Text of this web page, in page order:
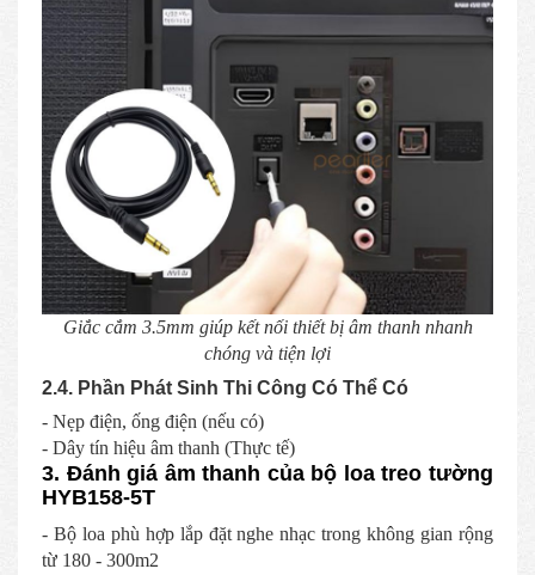
Giắc cắm 3.5mm giúp kết nối thiết bị âm thanh nhanh
chóng và tiện lợi
2.4. Phần Phát Sinh Thi Công Có Thể Có
- Nẹp điện, ống điện (nếu có)
- Dây tín hiệu âm thanh (Thực tế)
3. Đánh giá âm thanh của bộ loa treo tường
HYB158-5T
- Bộ loa phù hợp lắp đặt nghe nhạc trong không gian rộng
từ 180 - 300m2